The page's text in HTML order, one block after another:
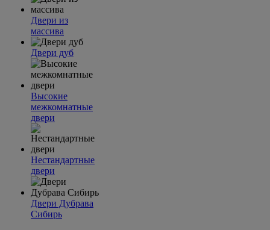
Двери из
массива
Двери дуб
Высокие
межкомнатные
двери
Нестандартные
двери
Двери Дубрава
Сибирь